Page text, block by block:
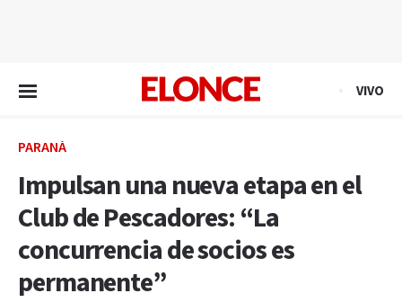
VIVO
PARANÁ
Impulsan una nueva etapa en el
Club de Pescadores: “La
concurrencia de socios es
permanente”